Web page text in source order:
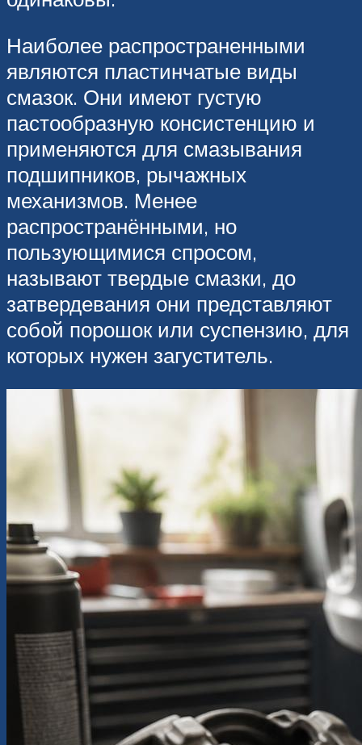
Наиболее распространенными
являются пластинчатые виды
смазок. Они имеют густую
пастообразную консистенцию и
применяются для смазывания
подшипников, рычажных
механизмов. Менее
распространёнными, но
пользующимися спросом,
называют твердые смазки, до
затвердевания они представляют
собой порошок или суспензию, для
которых нужен загуститель.